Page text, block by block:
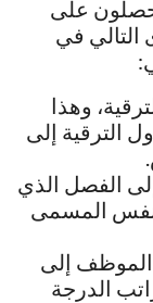
على
التالي في
وهذا
الترقية إلى
الفصل الذي
نفس المسمى
الموظف إلى
الدرجة